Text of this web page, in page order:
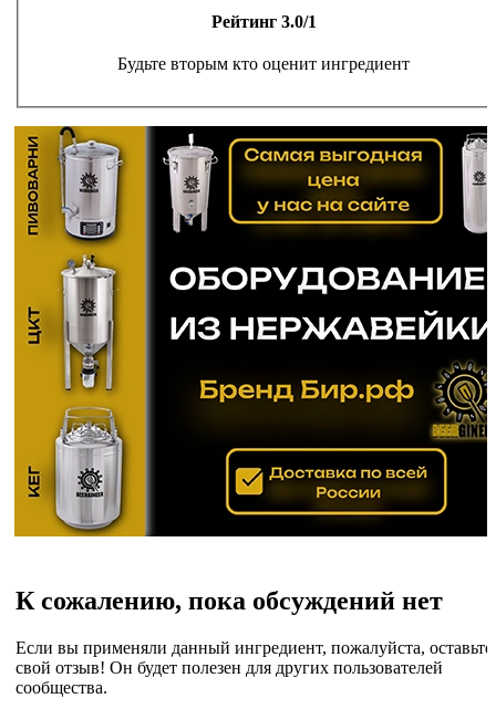
Рейтинг 3.0/1
Будьте вторым кто оценит ингредиент
К сожалению, пока обсуждений нет
Если вы применяли данный ингредиент, пожалуйста, оставьте
свой отзыв! Он будет полезен для других пользователей
сообщества.